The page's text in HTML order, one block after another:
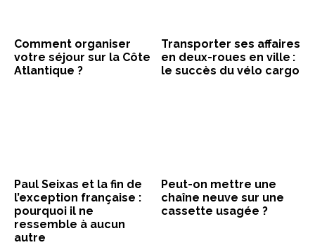
Comment organiser
votre séjour sur la Côte
Atlantique ?
Transporter ses affaires
en deux-roues en ville :
le succès du vélo cargo
Paul Seixas et la fin de
l’exception française :
pourquoi il ne
ressemble à aucun
autre
Peut-on mettre une
chaîne neuve sur une
cassette usagée ?